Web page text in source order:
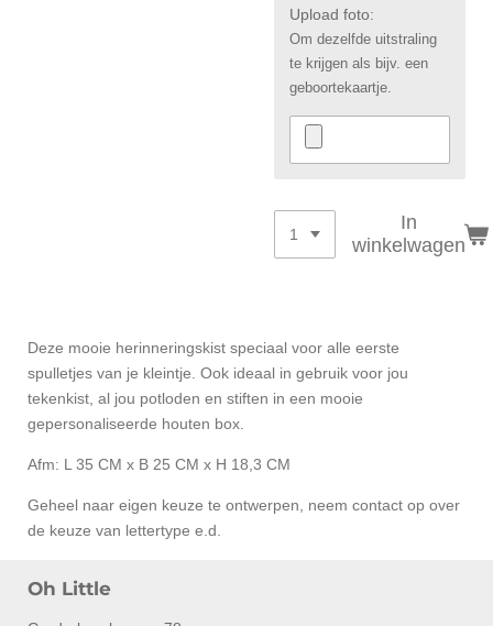
Upload foto:
Om dezelfde uitstraling
te krijgen als bijv. een
geboortekaartje.
In
winkelwagen
Deze mooie herinneringskist speciaal voor alle eerste
spulletjes van je kleintje. Ook ideaal in gebruik voor jou
tekenkist, al jou potloden en stiften in een mooie
gepersonaliseerde houten box.
Afm: L 35 CM x B 25 CM x H 18,3 CM
Geheel naar eigen keuze te ontwerpen, neem contact op over
de keuze van lettertype e.d.
Oh Little